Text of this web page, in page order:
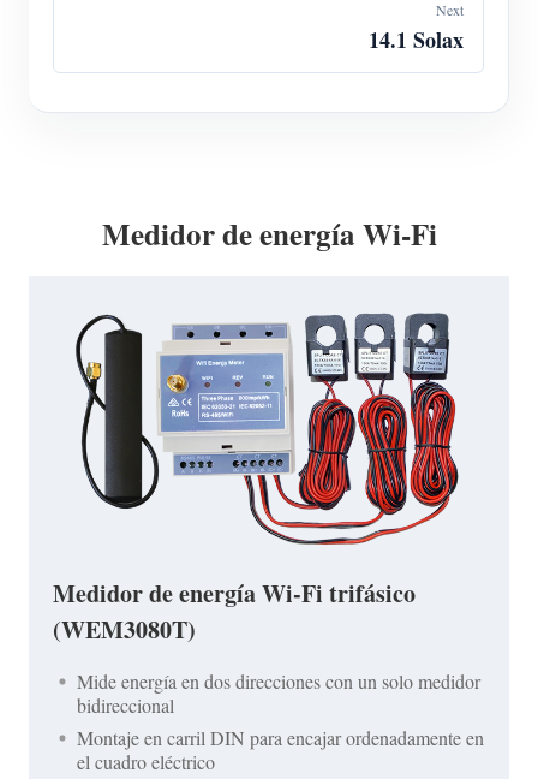
Next
14.1 Solax
Medidor de energía Wi-Fi
Medidor de energía Wi-Fi trifásico
(WEM3080T)
Mide energía en dos direcciones con un solo medidor
bidireccional
Montaje en carril DIN para encajar ordenadamente en
el cuadro eléctrico